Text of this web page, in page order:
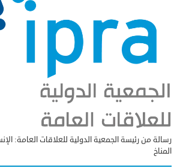
رسالة من رئيسة الجمعية الدولية للعلاقات العامة:
المناخ